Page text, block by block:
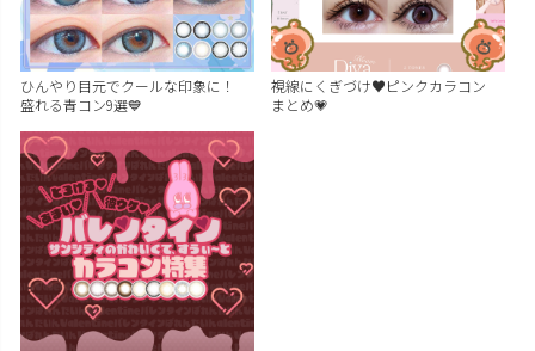
ひんやり目元でクールな印象に！
盛れる青コン9選💙
視線にくぎづけ♥ピンクカラコン
まとめ💗